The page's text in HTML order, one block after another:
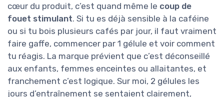
cœur du produit, c’est quand même le coup de
fouet stimulant. Si tu es déjà sensible à la caféine
ou si tu bois plusieurs cafés par jour, il faut vraiment
faire gaffe, commencer par 1 gélule et voir comment
tu réagis. La marque prévient que c’est déconseillé
aux enfants, femmes enceintes ou allaitantes, et
franchement c’est logique. Sur moi, 2 gélules les
jours d’entraînement se sentaient clairement,